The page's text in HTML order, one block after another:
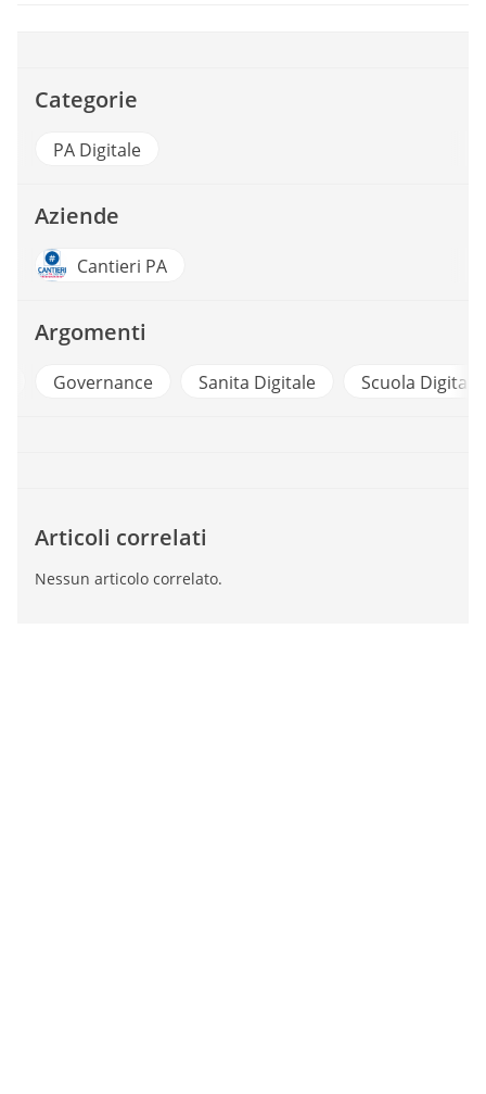
Categorie
PA Digitale
Aziende
Cantieri PA
Argomenti
Governance Sanita Digitale Scuola Digitale
Articoli correlati
Nessun articolo correlato.